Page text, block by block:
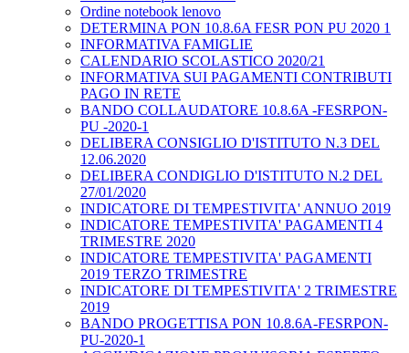
Ordine notebook lenovo
DETERMINA PON 10.8.6A FESR PON PU 2020 1
INFORMATIVA FAMIGLIE
CALENDARIO SCOLASTICO 2020/21
INFORMATIVA SUI PAGAMENTI CONTRIBUTI
PAGO IN RETE
BANDO COLLAUDATORE 10.8.6A -FESRPON-
PU -2020-1
DELIBERA CONSIGLIO D'ISTITUTO N.3 DEL
12.06.2020
DELIBERA CONDIGLIO D'ISTITUTO N.2 DEL
27/01/2020
INDICATORE DI TEMPESTIVITA' ANNUO 2019
INDICATORE TEMPESTIVITA' PAGAMENTI 4
TRIMESTRE 2020
INDICATORE TEMPESTIVITA' PAGAMENTI
2019 TERZO TRIMESTRE
INDICATORE DI TEMPESTIVITA' 2 TRIMESTRE
2019
BANDO PROGETTISA PON 10.8.6A-FESRPON-
PU-2020-1